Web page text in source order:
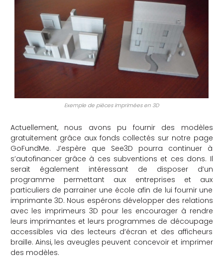
Exemple de pièces imprimées en 3D
Actuellement, nous avons pu fournir des modèles
gratuitement grâce aux fonds collectés sur notre page
GoFundMe. J’espère que See3D pourra continuer à
s’autofinancer grâce à ces subventions et ces dons. Il
serait également intéressant de disposer d’un
programme permettant aux entreprises et aux
particuliers de parrainer une école afin de lui fournir une
imprimante 3D. Nous espérons développer des relations
avec les imprimeurs 3D pour les encourager à rendre
leurs imprimantes et leurs programmes de découpage
accessibles via des lecteurs d’écran et des afficheurs
braille. Ainsi, les aveugles peuvent concevoir et imprimer
des modèles.